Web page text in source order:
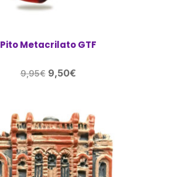
Pito Metacrilato GTF
9,95€ El
era:
9,95€.
9,50€El
es:
9,50€.